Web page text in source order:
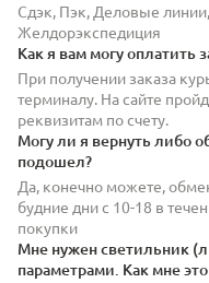
Сдэк, Пэк, Деловые
Желдорэкспедиция
Как я вам могу оплатить
При получении заказа
терминалу. На сайте
реквизитам по счету.
Могу ли я вернуть либо
подошел?
Да, конечно можете,
будние дни с 10-18 в
покупки
Мне нужен светильник
параметрами. Как мне